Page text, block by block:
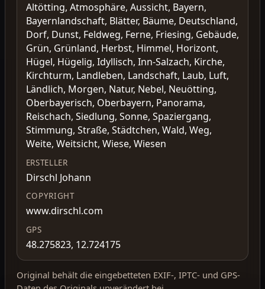
Altötting, Atmosphäre, Aussicht, Bayern,
Bayernlandschaft, Blätter, Bäume, Deutschland,
Dorf, Dunst, Feldweg, Ferne, Friesing, Gebäude,
Grün, Grünland, Herbst, Himmel, Horizont,
Hügel, Hügelig, Idyllisch, Inn-Salzach, Kirche,
Kirchturm, Landleben, Landschaft, Laub, Luft,
Ländlich, Morgen, Natur, Nebel, Neuötting,
Oberbayerisch, Oberbayern, Panorama,
Reischach, Siedlung, Sonne, Spaziergang,
Stimmung, Straße, Städtchen, Wald, Weg,
Weite, Weitsicht, Wiese, Wiesen
ERSTELLER
Dirschl Johann
COPYRIGHT
www.dirschl.com
GPS
48.275823, 12.724175
Original behält die eingebetteten EXIF-, IPTC- und GPS-